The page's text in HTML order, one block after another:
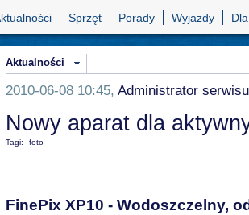
Sprzęt Porady Wyjazdy
Aktualności
2010-06-08 10:45, Administrator serwisu
Nowy aparat dla
Tagi: foto
FinePix XP10 - Wodoszczelny,